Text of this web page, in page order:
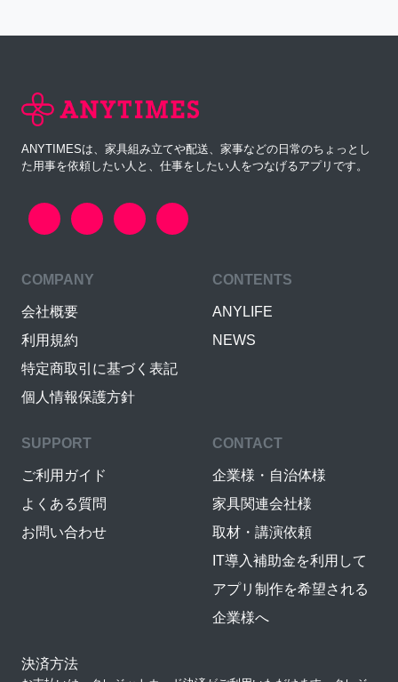
ANYTIMESは、家具組み立てや配送、家事などの日常のちょっとし
た用事を依頼したい人と、仕事をしたい人をつなげるアプリです。
COMPANY
会社概要
利用規約
特定商取引に基づく表記
個人情報保護方針
CONTENTS
ANYLIFE
NEWS
SUPPORT
ご利用ガイド
よくある質問
お問い合わせ
CONTACT
企業様・自治体様
家具関連会社様
取材・講演依頼
IT導入補助金を利用して
アプリ制作を希望される
企業様へ
決済方法